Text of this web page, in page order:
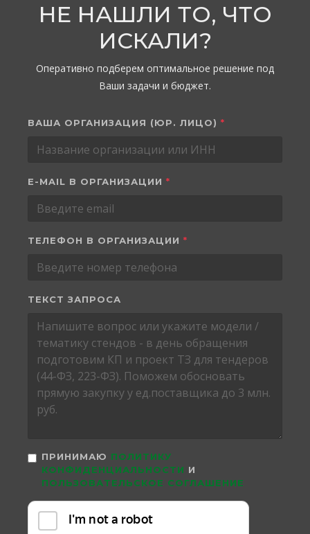
НЕ НАШЛИ ТО, ЧТО
ИСКАЛИ?
Оперативно подберем оптимальное решение под
Ваши задачи и бюджет.
ВАША ОРГАНИЗАЦИЯ (ЮР. ЛИЦО) *
E-MAIL В ОРГАНИЗАЦИИ *
ТЕЛЕФОН В ОРГАНИЗАЦИИ *
ТЕКСТ ЗАПРОСА
ПРИНИМАЮ ПОЛИТИКУ
КОНФИДЕНЦИАЛЬНОСТИ И
ПОЛЬЗОВАТЕЛЬСКОЕ СОГЛАШЕНИЕ